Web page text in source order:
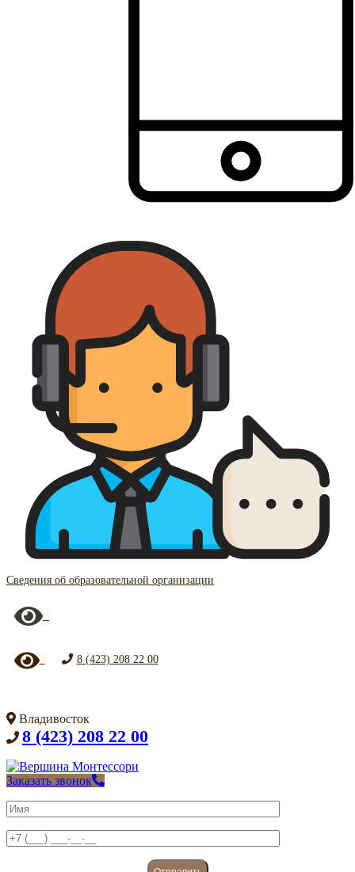
Сведения об образовательной организации
8 (423) 208 22 00
Владивосток
8 (423) 208 22 00
Заказать звонок